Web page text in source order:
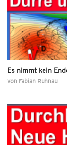
Es nimmt kein
von Fabian Ruhnau